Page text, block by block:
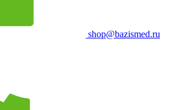
shop@bazismed.ru